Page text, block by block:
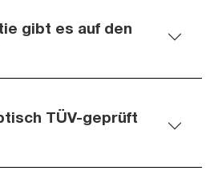
gibt es auf den
TÜV-geprüft